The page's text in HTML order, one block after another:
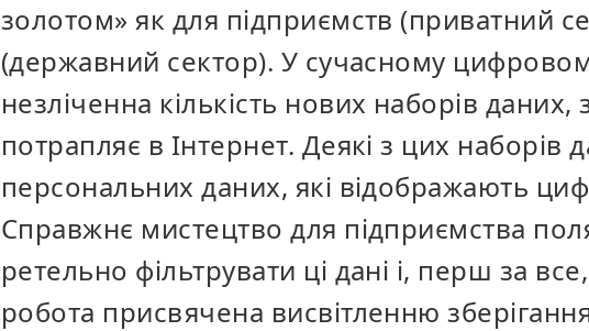
золотом» як для підприємств (приватний
(державний сектор). У сучасному цифровому
незліченна кількість нових наборів
потрапляє в Інтернет. Деякі з цих наборів
персональних даних, які відображають
Справжнє мистецтво для підприємства
ретельно фільтрувати ці дані і, перш за
робота присвячена висвітленню